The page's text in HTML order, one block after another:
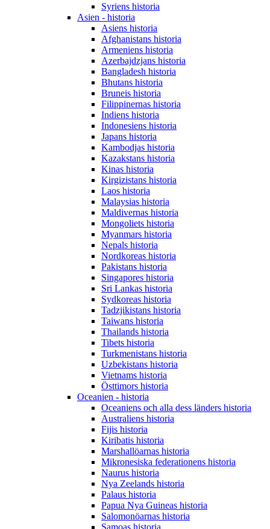
Syriens historia
Asien - historia
Asiens historia
Afghanistans historia
Armeniens historia
Azerbajdzjans historia
Bangladesh historia
Bhutans historia
Bruneis historia
Filippinernas historia
Indiens historia
Indonesiens historia
Japans historia
Kambodjas historia
Kazakstans historia
Kinas historia
Kirgizistans historia
Laos historia
Malaysias historia
Maldivernas historia
Mongoliets historia
Myanmars historia
Nepals historia
Nordkoreas historia
Pakistans historia
Singapores historia
Sri Lankas historia
Sydkoreas historia
Tadzjikistans historia
Taiwans historia
Thailands historia
Tibets historia
Turkmenistans historia
Uzbekistans historia
Vietnams historia
Östtimors historia
Oceanien - historia
Oceaniens och alla dess länders historia
Australiens historia
Fijis historia
Kiribatis historia
Marshallöarnas historia
Mikronesiska federationens historia
Naurus historia
Nya Zeelands historia
Palaus historia
Papua Nya Guineas historia
Salomonöarnas historia
Samoas historia